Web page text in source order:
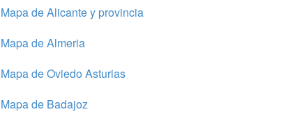
Mapa de Alicante y provincia
Mapa de Almeria
Mapa de Oviedo Asturias
Mapa de Badajoz